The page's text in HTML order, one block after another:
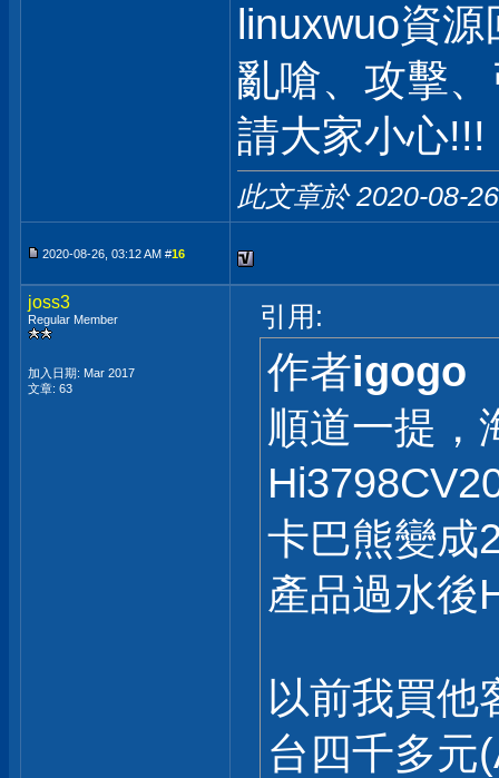
linuxwuo資
亂嗆、攻擊
請大家小心!!!
此文章於 2020-08-
2020-08-26, 03:12 AM #16
joss3
Regular Member
加入日期: Mar 2017
文章: 63
引用:
作者igogo
順道一提，
卡巴熊變成
產品過水後
以前我買他
台四千多元